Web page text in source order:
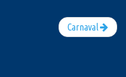
Carnaval